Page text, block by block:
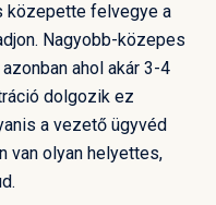
közepette felvegye a
Nagyobb-közepes
ahol akár 3-4
dolgozik ez
a vezető ügyvéd
van olyan helyettes,